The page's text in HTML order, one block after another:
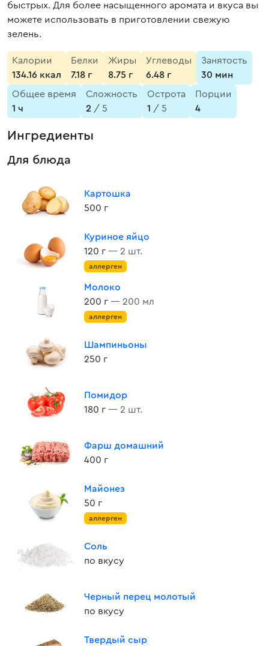
быстрых. Для более насыщенного аромата и вкуса вы
можете использовать в приготовлении свежую
зелень.
Калории
134.16 ккал
Белки
7.18 г
Жиры
8.75 г
Углеводы
6.48 г
Занятость
30 мин
Общее время
1 ч
Сложность
2 / 5
Острота
1 / 5
Порции
4
Ингредиенты
Для блюда
Картошка
500 г
Куриное яйцо
120 г — 2 шт.
аллерген
Молоко
200 г — 200 мл
аллерген
Шампиньоны
250 г
Помидор
180 г — 2 шт.
Фарш домашний
400 г
Майонез
50 г
аллерген
Соль
по вкусу
Черный перец молотый
по вкусу
Твердый сыр